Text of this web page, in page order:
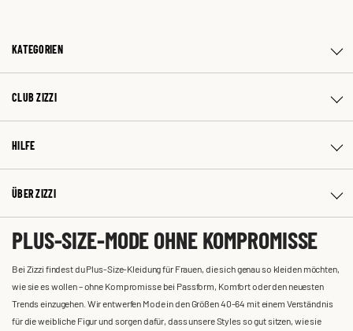
KATEGORIEN
CLUB ZIZZI
HILFE
ÜBER ZIZZI
PLUS-SIZE-MODE OHNE KOMPROMISSE
Bei Zizzi findest du Plus-Size-Kleidung für Frauen, die sich genau so kleiden möchten,
wie sie es wollen – ohne Kompromisse bei Passform, Komfort oder den neuesten
Trends einzugehen. Wir entwerfen Mode in den Größen 40-64 mit einem Verständnis
für die weibliche Figur und sorgen dafür, dass unsere Styles so gut sitzen, wie sie